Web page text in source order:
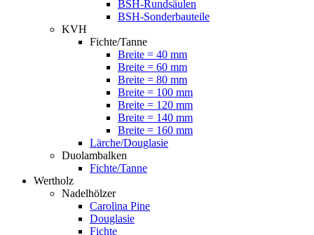
BSH-Rundsäulen
BSH-Sonderbauteile
KVH
Fichte/Tanne
Breite = 40 mm
Breite = 60 mm
Breite = 80 mm
Breite = 100 mm
Breite = 120 mm
Breite = 140 mm
Breite = 160 mm
Lärche/Douglasie
Duolambalken
Fichte/Tanne
Wertholz
Nadelhölzer
Carolina Pine
Douglasie
Fichte